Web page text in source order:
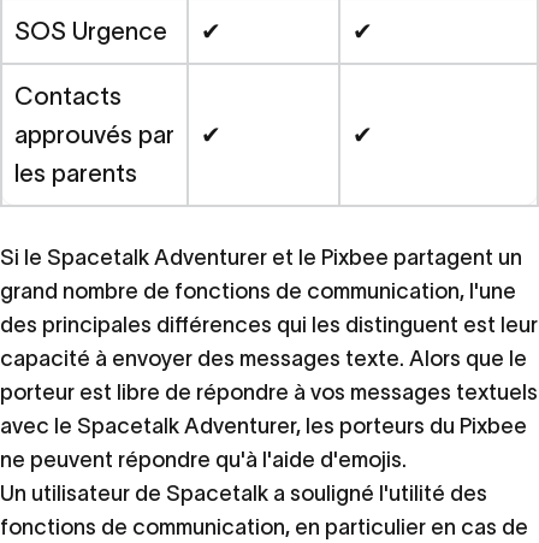
SOS Urgence ✔ ✔
Contacts
approuvés par
les parents
✔ ✔
Si le Spacetalk Adventurer et le Pixbee partagent un
grand nombre de fonctions de communication, l'une
des principales différences qui les distinguent est leur
capacité à envoyer des messages texte. Alors que le
porteur est libre de répondre à vos messages textuels
avec le Spacetalk Adventurer, les porteurs du Pixbee
ne peuvent répondre qu'à l'aide d'emojis.
Un utilisateur de Spacetalk a souligné l'utilité des
fonctions de communication, en particulier en cas de